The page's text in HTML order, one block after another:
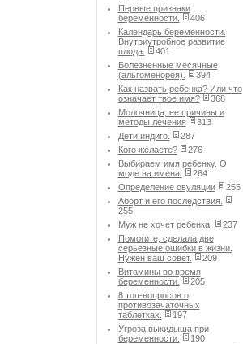
Первые признаки
беременности.
406
Календарь беременности.
Внутриутробное развитие
плода.
401
Болезненные месячные
(альгоменорея).
394
Как назвать ребенка? Или что
означает твое имя?
368
Молочница, ее причины и
методы лечения
313
Дети индиго.
287
Кого желаете?
276
Выбираем имя ребенку. О
моде на имена.
264
Определение овуляции
255
Аборт и его последствия.
255
Муж не хочет ребенка.
237
Помогите, сделала две
серьезные ошибки в жизни.
Нужен ваш совет.
209
Витамины во время
беременности.
205
8 топ-вопросов о
противозачаточных
таблетках.
197
Угроза выкидыша при
беременности.
190